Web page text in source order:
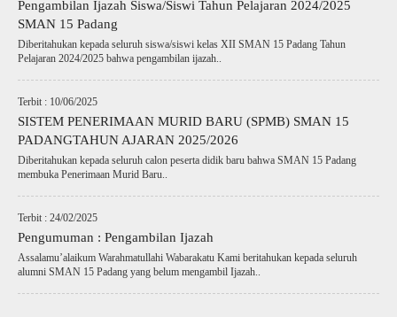
Pengambilan Ijazah Siswa/Siswi Tahun Pelajaran 2024/2025
SMAN 15 Padang
Diberitahukan kepada seluruh siswa/siswi kelas XII SMAN 15 Padang Tahun
Pelajaran 2024/2025 bahwa pengambilan ijazah..
Terbit : 10/06/2025
SISTEM PENERIMAAN MURID BARU (SPMB) SMAN 15
PADANGTAHUN AJARAN 2025/2026
Diberitahukan kepada seluruh calon peserta didik baru bahwa SMAN 15 Padang
membuka Penerimaan Murid Baru..
Terbit : 24/02/2025
Pengumuman : Pengambilan Ijazah
Assalamu’alaikum Warahmatullahi Wabarakatu Kami beritahukan kepada seluruh
alumni SMAN 15 Padang yang belum mengambil Ijazah..